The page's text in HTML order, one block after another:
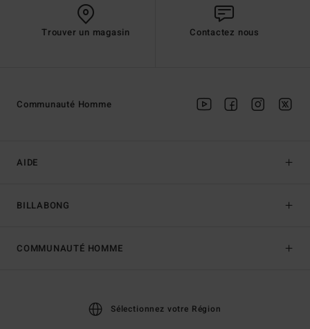
Trouver un magasin Contactez nous
AIDE
BILLABONG
Communauté Homme
COMMUNAUTÉ HOMME
Sélectionnez votre Région